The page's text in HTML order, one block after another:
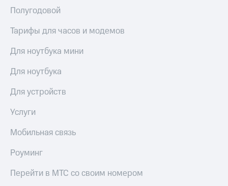
Полугодовой
Тарифы для часов и модемов
Для ноутбука мини
Для ноутбука
Для устройств
Услуги
Мобильная связь
Роуминг
Перейти в МТС со своим номером